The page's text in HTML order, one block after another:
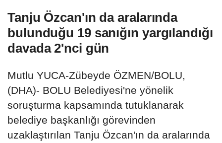
Tanju Özcan'ın da aralarında
bulunduğu 19 sanığın yargılandığı
davada 2'nci gün
Mutlu YUCA-Zübeyde ÖZMEN/BOLU,
(DHA)- BOLU Belediyesi'ne yönelik
soruşturma kapsamında tutuklanarak
belediye başkanlığı görevinden
uzaklaştırılan Tanju Özcan'ın da aralarında